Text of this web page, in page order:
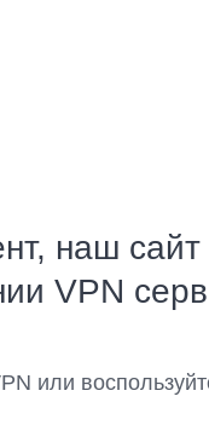
наш сайт
VPN
или